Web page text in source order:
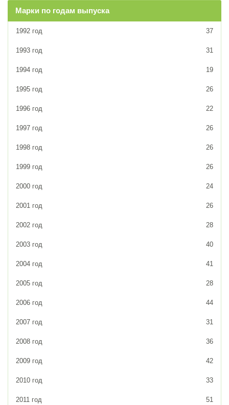
Марки по годам выпуска
1992 год 37
1993 год 31
1994 год 19
1995 год 26
1996 год 22
1997 год 26
1998 год 26
1999 год 26
2000 год 24
2001 год 26
2002 год 28
2003 год 40
2004 год 41
2005 год 28
2006 год 44
2007 год 31
2008 год 36
2009 год 42
2010 год 33
2011 год 51